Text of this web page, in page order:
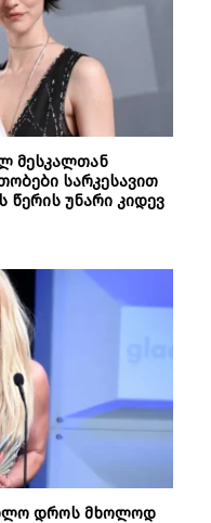
მესკალთან
სარკესავით
წერის უნარი კიდევ
დროს მხოლოდ